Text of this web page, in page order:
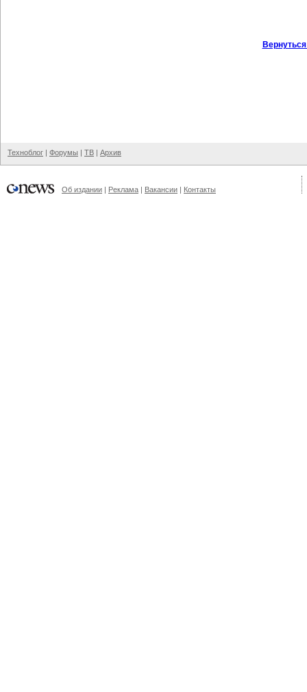
Техноблог | Форумы | ТВ | Архив
Об издании | Реклама | Вакансии | Контакты